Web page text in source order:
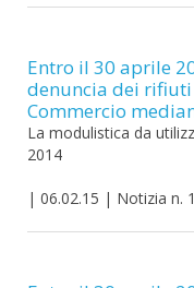
Entro il 30 aprile
denuncia dei rifiuti
Commercio
La modulistica da
2014
| 06.02.15 | Notizia n.